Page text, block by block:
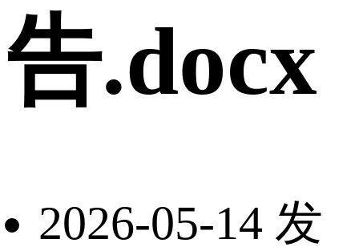
告.docx
2026-05-14 发